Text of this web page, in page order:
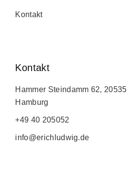
Kontakt
Kontakt
Hammer Steindamm 62, 20535
Hamburg
+49 40 205052
info@erichludwig.de